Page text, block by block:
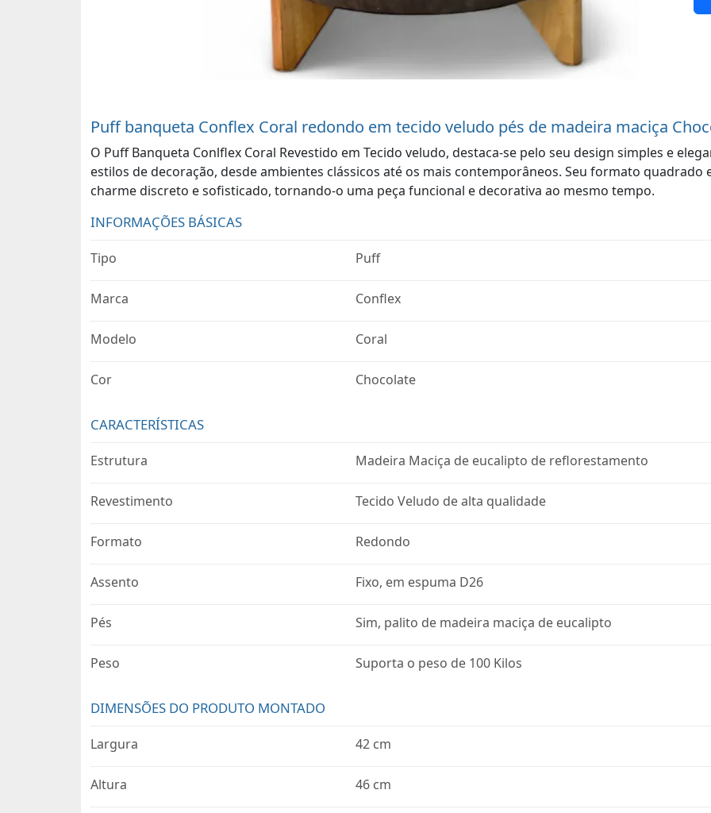
Puff banqueta Conflex Coral redondo em tecido veludo pés de madeira maciça
O Puff Banqueta Conlflex Coral Revestido em Tecido veludo, destaca-se pelo seu design simples e
estilos de decoração, desde ambientes clássicos até os mais contemporâneos. Seu formato
charme discreto e sofisticado, tornando-o uma peça funcional e decorativa ao mesmo tempo.
INFORMAÇÕES BÁSICAS
Tipo Puff
Marca Conflex
Modelo Coral
Cor Chocolate
CARACTERÍSTICAS
Estrutura Madeira Maciça de eucalipto de reflorestamento
Revestimento Tecido Veludo de alta qualidade
Formato Redondo
Assento Fixo, em espuma D26
Pés Sim, palito de madeira maciça de eucalipto
Peso Suporta o peso de 100 Kilos
DIMENSÕES DO PRODUTO MONTADO
Largura 42 cm
Altura 46 cm